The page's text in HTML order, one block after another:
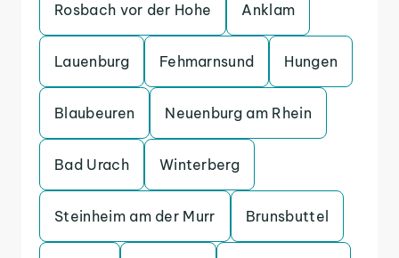
Rosbach vor der Hohe Anklam
Lauenburg Fehmarnsund Hungen
Blaubeuren Neuenburg am Rhein
Bad Urach Winterberg
Steinheim am der Murr Brunsbuttel